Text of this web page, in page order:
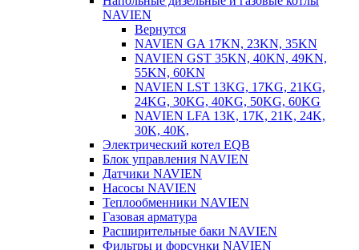
NAVIEN
Вернутся
NAVIEN GA 17KN, 23KN, 35KN
NAVIEN GST 35KN, 40KN, 49KN,
55KN, 60KN
NAVIEN LST 13KG, 17KG, 21KG,
24KG, 30KG, 40KG, 50KG, 60KG
NAVIEN LFA 13K, 17K, 21K, 24K,
30K, 40K,
Электрический котел EQB
Блок управления NAVIEN
Датчики NAVIEN
Насосы NAVIEN
Теплообменники NAVIEN
Газовая арматура
Расширительные баки NAVIEN
Фильтры и форсунки NAVIEN